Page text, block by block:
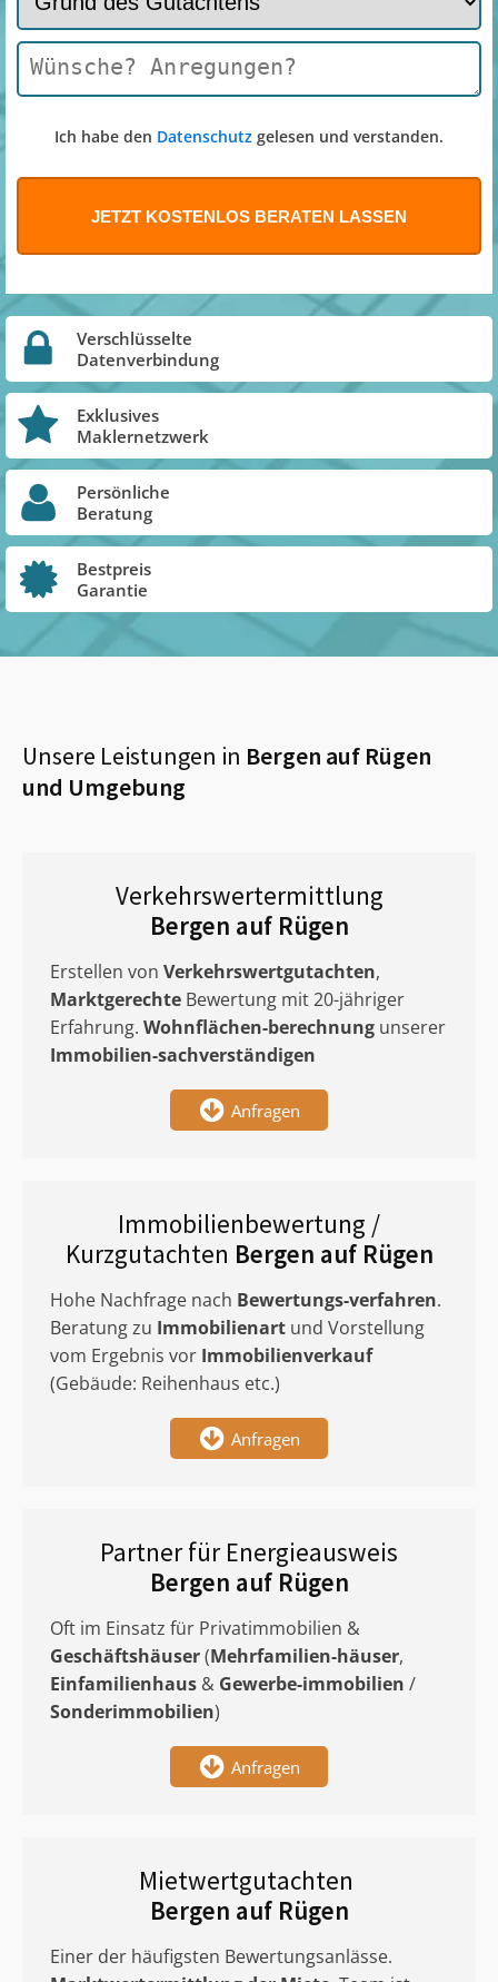
Ich habe den Datenschutz gelesen und verstanden.
Verschlüsselte
Datenverbindung
Exklusives
Maklernetzwerk
Persönliche
Beratung
Bestpreis
Garantie
Unsere Leistungen in Bergen auf Rügen
und Umgebung
Verkehrswertermittlung
Bergen auf Rügen
Erstellen von Verkehrswertgutachten,
Marktgerechte Bewertung mit 20-jähriger
Erfahrung. Wohnflächen-berechnung unserer
Immobilien-sachverständigen
Anfragen
Immobilienbewertung /
Kurzgutachten Bergen auf Rügen
Hohe Nachfrage nach Bewertungs-verfahren.
Beratung zu Immobilienart und Vorstellung
vom Ergebnis vor Immobilienverkauf
(Gebäude: Reihenhaus etc.)
Anfragen
Partner für Energieausweis
Bergen auf Rügen
Oft im Einsatz für Privatimmobilien &
Geschäftshäuser(Mehrfamilien-häuser,
Einfamilienhaus & Gewerbe-immobilien /
Sonderimmobilien)
Anfragen
Mietwertgutachten
Bergen auf Rügen
Einer der häufigsten Bewertungsanlässe.